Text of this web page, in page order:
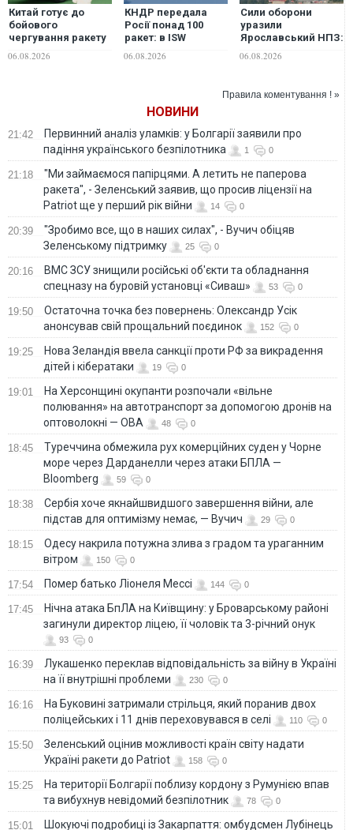
Китай готує до
бойового
чергування ракету
системи ППО не
06.08.2026
КНДР передала
Росії понад 100
ракет: в ISW
нову загрозу для
06.08.2026
Сили оборони
уразили
Ярославський НПЗ:
заявив про
06.08.2026
Правила коментування ! »
НОВИНИ
21:42
Первинний аналіз уламків: у Болгарії заявили про
падіння українського безпілотника
1 0
21:18
"Ми займаємося папірцями. А летить не паперова
ракета", - Зеленський заявив, що просив ліцензії на
Patriot ще у перший рік війни
14 0
20:39
"Зробимо все, що в наших силах", - Вучич обіцяв
Зеленському підтримку
25 0
20:16
ВМС ЗСУ знищили російські об'єкти та обладнання
спецназу на буровій установці «Сиваш»
53 0
19:50
Остаточна точка без повернень: Олександр Усік
анонсував свій прощальний поєдинок
152 0
19:25
Нова Зеландія ввела санкції проти РФ за викрадення
дітей і кібератаки
19 0
19:01
На Херсонщині окупанти розпочали «вільне
полювання» на автотранспорт за допомогою дронів на
оптоволокні — ОВА
48 0
18:45
Туреччина обмежила рух комерційних суден у Чорне
море через Дарданелли через атаки БПЛА —
Bloomberg
59 0
18:38
Сербія хоче якнайшвидшого завершення війни, але
підстав для оптимізму немає, — Вучич
29 0
18:15
Одесу накрила потужна злива з градом та ураганним
вітром
150 0
17:54 Помер батько Ліонеля Мессі 144 0
17:45
Нічна атака БпЛА на Київщину: у Броварському районі
загинули директор ліцею, її чоловік та 3-річний онук
93 0
16:39
Лукашенко переклав відповідальність за війну в Україні
на її внутрішні проблеми
230 0
16:16
На Буковині затримали стрільця, який поранив двох
поліцейських і 11 днів переховувався в селі
110 0
15:50
Зеленський оцінив можливості країн світу надати
Україні ракети до Patriot
158 0
15:25
На території Болгарії поблизу кордону з Румунією впав
та вибухнув невідомий безпілотник
78 0
15:01 Шокуючі подробиці із Закарпаття: омбудсмен Лубінець